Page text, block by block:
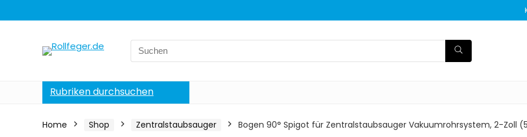
Search
for:
Rubriken durchsuchen
Home Shop Zentralstaubsauger Bogen 90° Spigot für Zentralstaubsauger Vakuumrohrsystem, 2-Zoll